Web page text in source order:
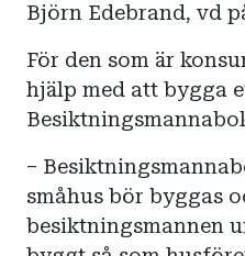
Björn Edebrand, vd
För den som är
hjälp med att bygga
–
småhus bör byggas
besiktningsmannen